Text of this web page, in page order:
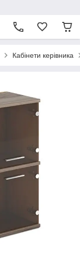
Кабінети керівника